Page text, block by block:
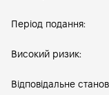
Період подання:
Високий ризик:
Відповідальне